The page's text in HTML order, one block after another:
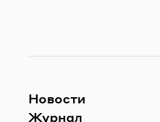
Новости
Журнал